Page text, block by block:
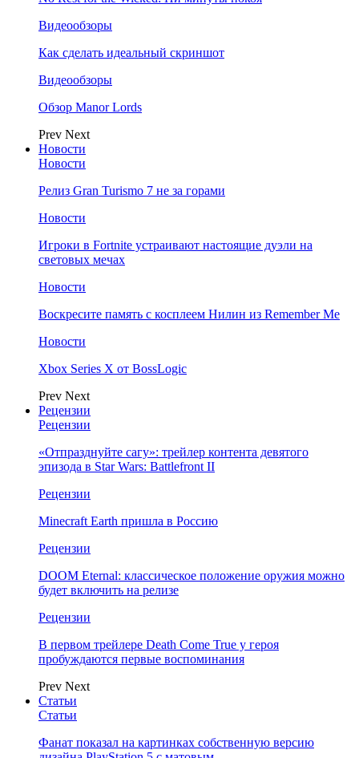
Видеообзоры
Как сделать идеальный скриншот
Видеообзоры
Обзор Manor Lords
Prev Next
Новости
Новости
Релиз Gran Turismo 7 не за горами
Новости
Игроки в Fortnite устраивают настоящие дуэли на
световых мечах
Новости
Воскресите память с косплеем Нилин из Remember Me
Новости
Xbox Series X от BossLogic
Prev Next
Рецензии
Рецензии
«Отпразднуйте сагу»: трейлер контента девятого
эпизода в Star Wars: Battlefront II
Рецензии
Minecraft Earth пришла в Россию
Рецензии
DOOM Eternal: классическое положение оружия можно
будет включить на релизе
Рецензии
В первом трейлере Death Come True у героя
пробуждаются первые воспоминания
Prev Next
Статьи
Статьи
Фанат показал на картинках собственную версию